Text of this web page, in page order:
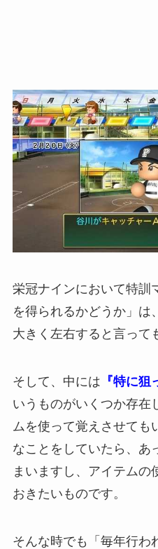
栄冠ナインにおいて特訓
を得られるかどうか」は
大きく左右すると言って
そして、中には 『特に狙
いうものがいくつか存在
ムを使って覚えさせても
なことをしていたら、あ
まいますし、アイテムの
おきたいものです。
そんな時でも「毎年行わ